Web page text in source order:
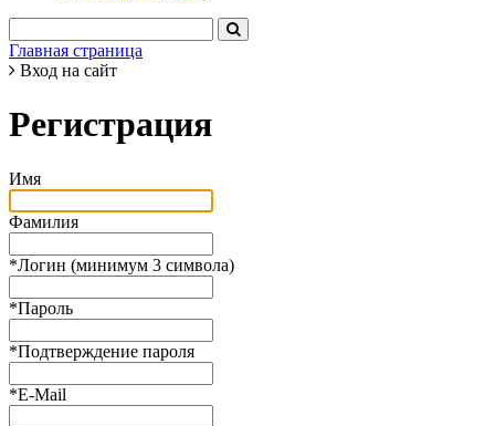
Главная страница
Вход на сайт
Регистрация
Имя
Фамилия
*Логин (минимум 3 символа)
*Пароль
*Подтверждение пароля
*E-Mail